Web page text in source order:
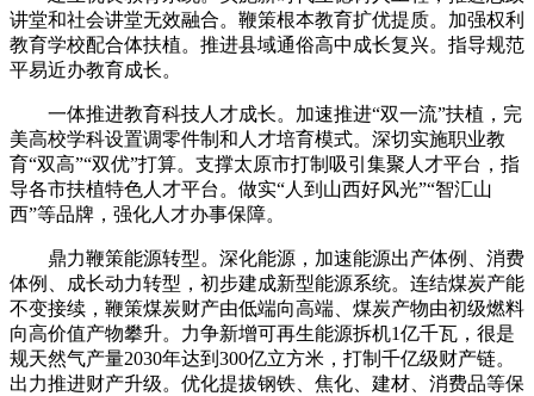
讲堂和社会讲堂无效融合。鞭策根本教育扩优提质。加强权利
教育学校配合体扶植。推进县域通俗高中成长复兴。指导规范
平易近办教育成长。
一体推进教育科技人才成长。加速推进“双一流”扶植，完
美高校学科设置调零件制和人才培育模式。深切实施职业教
育“双高”“双优”打算。支撑太原市打制吸引集聚人才平台，指
导各市扶植特色人才平台。做实“人到山西好风光”“智汇山
西”等品牌，强化人才办事保障。
鼎力鞭策能源转型。深化能源，加速能源出产体例、消费
体例、成长动力转型，初步建成新型能源系统。连结煤炭产能
不变接续，鞭策煤炭财产由低端向高端、煤炭产物由初级燃料
向高价值产物攀升。力争新增可再生能源拆机1亿千瓦，很是
规天然气产量2030年达到300亿立方米，打制千亿级财产链。
出力推进财产升级。优化提拔钢铁、焦化、建材、消费品等保